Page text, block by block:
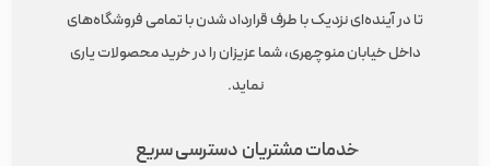
تا در آینده‌ای نزدیک با طرف قرارداد شدن با تمامی فروشگاه‌های
داخل خیابان منوچهری، شما عزیزان را در خرید محصولات یاری
نماید.
خدمات مشتریاندسترسی سریع